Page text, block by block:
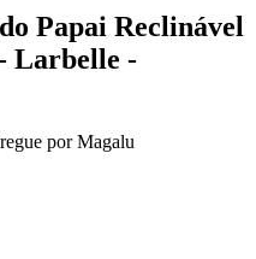
Papai Reclinável
Larbelle -
por Magalu